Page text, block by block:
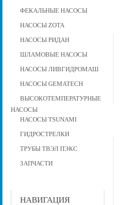
ФЕКАЛЬНЫЕ НАСОСЫ
НАСОСЫ ZOTA
НАСОСЫ РИДАН
ШЛАМОВЫЕ НАСОСЫ
НАСОСЫ ЛИВГИДРОМАШ
НАСОСЫ GEMATECH
ВЫСОКОТЕМПЕРАТУРНЫЕ
НАСОСЫ
НАСОСЫ TSUNAMI
ГИДРОСТРЕЛКИ
ТРУБЫ ТВЭЛ ПЭКС
ЗАПЧАСТИ
НАВИГАЦИЯ